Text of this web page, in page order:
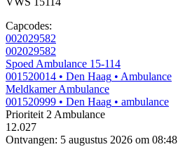
Capcodes:
002029582
002029582
Spoed Ambulance 15-114
001520014 • Den Haag • Ambulance
Meldkamer Ambulance
001520999 • Den Haag • ambulance
Prioriteit 2 Ambulance
12.027
Ontvangen: 5 augustus 2026 om 08:48